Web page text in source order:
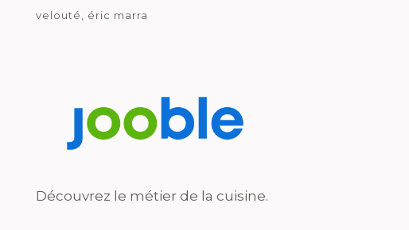
velouté
éric marra
Découvrez le métier de la cuisine.